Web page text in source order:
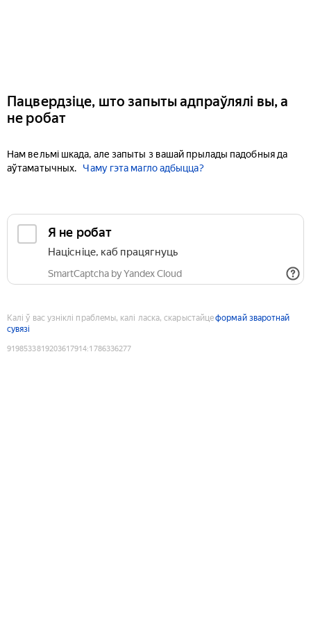
Пацвердзіце, што запыты адпраўлялі вы, а
не робат
Нам вельмі шкада, але запыты з вашай прылады падобныя да
аўтаматычных.
Чаму гэта магло адбыцца?
Я не робат
Націсніце, каб працягнуць
SmartCaptcha by Yandex Cloud
Калі ў вас узніклі праблемы, калі ласка, скарыстайцеформай зваротнай
сувязі
9198533819203617914:1786336277